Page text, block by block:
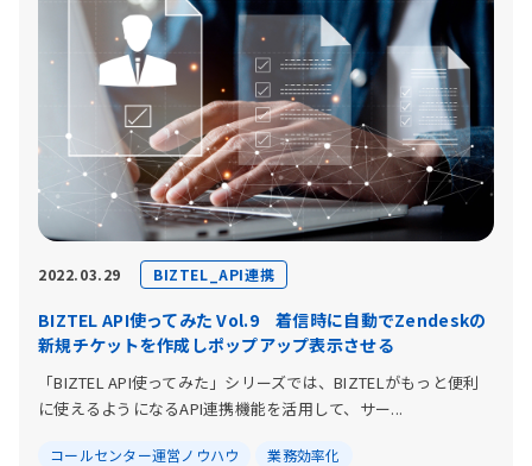
2022.03.29 BIZTEL_API連携
BIZTEL API使ってみた Vol.9 着信時に自動でZendeskの
新規チケットを作成しポップアップ表示させる
「BIZTEL API使ってみた」シリーズでは、BIZTELがもっと便利
に使えるようになるAPI連携機能を活用して、サー...
コールセンター運営ノウハウ
業務効率化